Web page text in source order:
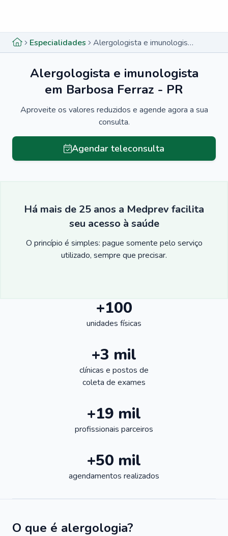
Especialidades Alergologista e imunologista em Barbosa Ferraz - PR
Alergologista e imunologista
em Barbosa Ferraz - PR
Aproveite os valores reduzidos e agende agora a sua
consulta.
Agendar teleconsulta
Há mais de 25 anos a Medprev facilita
seu acesso à saúde
O princípio é simples: pague somente pelo serviço
utilizado, sempre que precisar.
+100
unidades físicas
+3 mil
clínicas e postos de
coleta de exames
+19 mil
profissionais parceiros
+50 mil
agendamentos realizados
O que é alergologia?